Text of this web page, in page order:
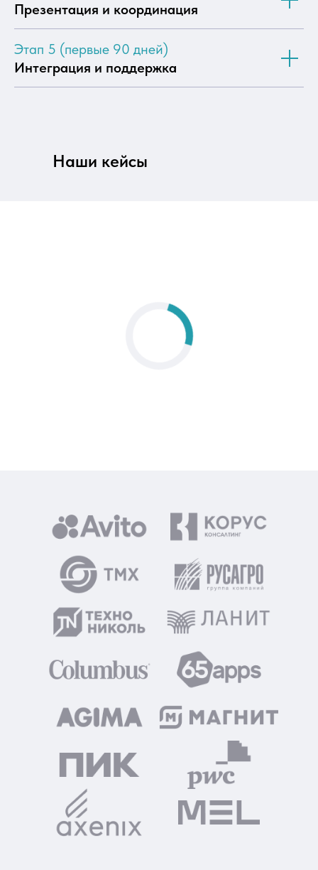
Презентация и координация
Этап 5 (первые 90 дней)
Интеграция и поддержка
Наши кейсы
3000+
сертифицированных экспертов уровня